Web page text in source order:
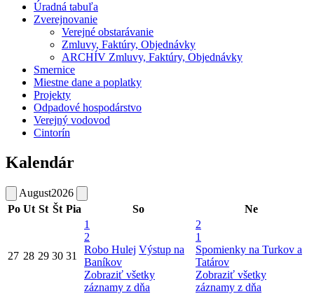
Úradná tabuľa
Zverejnovanie
Verejné obstarávanie
Zmluvy, Faktúry, Objednávky
ARCHÍV Zmluvy, Faktúry, Objednávky
Smernice
Miestne dane a poplatky
Projekty
Odpadové hospodárstvo
Verejný vodovod
Cintorín
Kalendár
August2026
Po Ut St Št Pia So Ne
27 28 29 30 31
1
2
Robo Hulej Výstup na
Baníkov
Zobraziť všetky
záznamy z dňa
2
1
Spomienky na Turkov a
Tatárov
Zobraziť všetky
záznamy z dňa